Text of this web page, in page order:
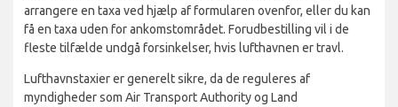
arrangere en taxa ved hjælp af formularen ovenfor, eller du kan
få en taxa uden for ankomstområdet. Forudbestilling vil i de
fleste tilfælde undgå forsinkelser, hvis lufthavnen er travl.
Lufthavnstaxier er generelt sikre, da de reguleres af
myndigheder som Air Transport Authority og Land